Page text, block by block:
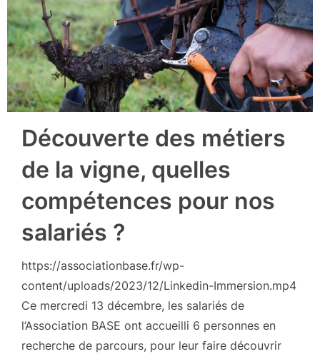
Découverte des métiers
de la vigne, quelles
compétences pour nos
salariés ?
https://associationbase.fr/wp-
content/uploads/2023/12/Linkedin-Immersion.mp4
Ce mercredi 13 décembre, les salariés de
l’Association BASE ont accueilli 6 personnes en
recherche de parcours, pour leur faire découvrir